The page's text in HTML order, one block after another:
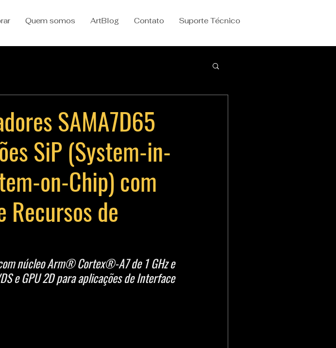
Quem somos ArtBlog Contato Suporte Técnico
SAMA7D65
SiP (System-in-
on-Chip) com
Recursos de
núcleo Arm® Cortex®-A7 de 1 GHz e
e GPU 2D para aplicações de Interface